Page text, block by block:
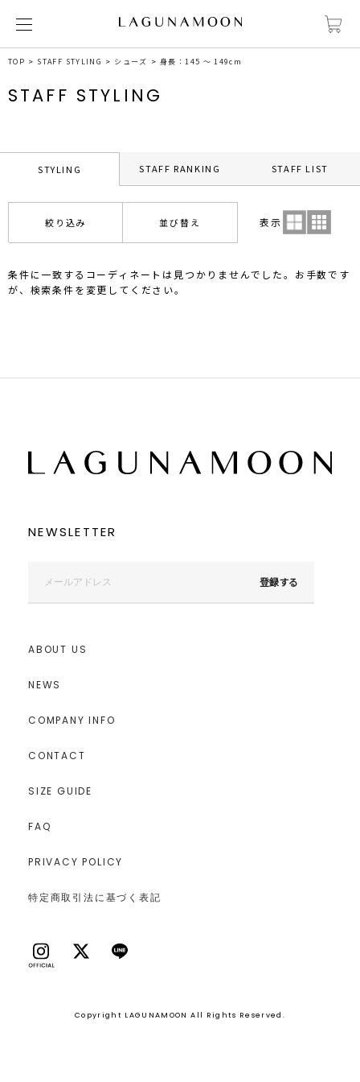
TOP STAFF STYLING シューズ 身長：145 ～ 149cm
STAFF STYLING
STYLING STAFF RANKING STAFF LIST
絞り込み 並び替え 表示
条件に一致するコーディネートは見つかりませんでした。お手数です
が、検索条件を変更してください。
NEWSLETTER
登録する
ABOUT US
NEWS
COMPANY INFO
CONTACT
SIZE GUIDE
FAQ
PRIVACY POLICY
特定商取引法に基づく表記
Copyright LAGUNAMOON All Rights Reserved.